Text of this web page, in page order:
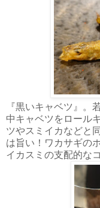
『黒いキャベツ』。
中キャベツをロール
ツやスミイカなどと
は旨い！ワカサギの
イカスミの支配的な